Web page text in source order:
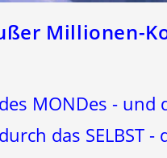
Millionen-
MONDes - und
das SELBST -